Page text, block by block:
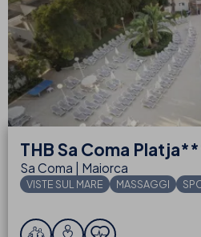
THBSa Coma
Sa Coma | Maiorca
VISTE SUL MARE MASSAGGI